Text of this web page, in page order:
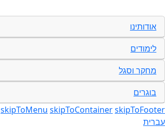
אודותינו
לימודים
מחקר וסגל
בוגרים
skipToMenu skipToContainerskipToFooter
עברית